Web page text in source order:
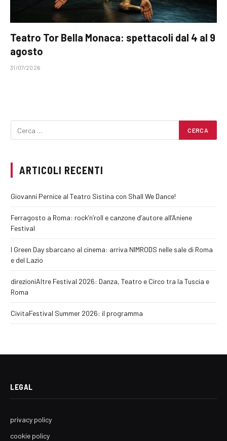
Teatro Tor Bella Monaca: spettacoli dal 4 al 9
agosto
31/07/2026
ARTICOLI RECENTI
Giovanni Pernice al Teatro Sistina con Shall We Dance!
Ferragosto a Roma: rock’n’roll e canzone d’autore all’Aniene
Festival
I Green Day sbarcano al cinema: arriva NIMRODS nelle sale di Roma
e del Lazio
direzioniAltre Festival 2026: Danza, Teatro e Circo tra la Tuscia e
Roma
CivitaFestival Summer 2026: il programma
LEGAL
privacy policy
cookie policy